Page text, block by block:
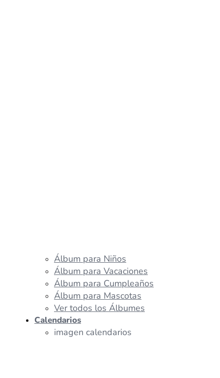
Álbum para Niños
Álbum para Vacaciones
Álbum para Cumpleaños
Álbum para Mascotas
Ver todos los Álbumes
Calendarios
imagen calendarios